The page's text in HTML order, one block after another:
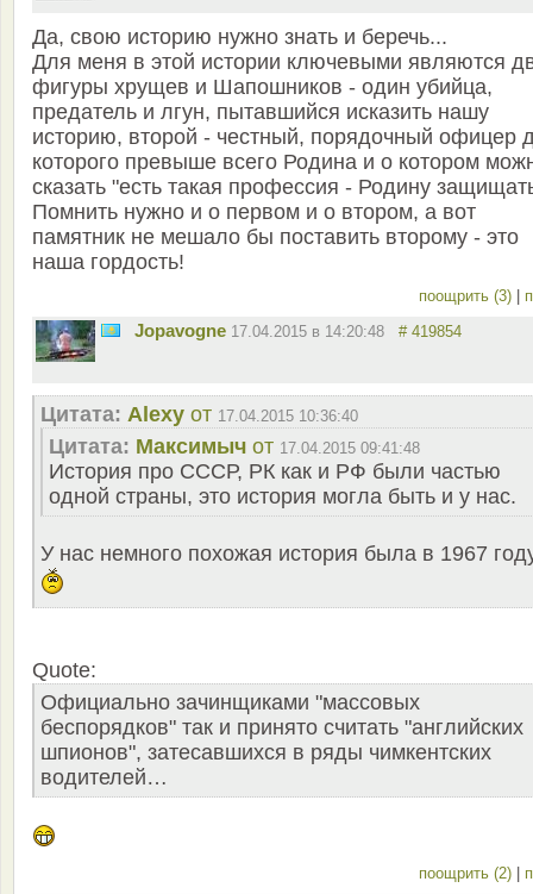
Да, свою историю нужно знать и беречь...
Для меня в этой истории ключевыми являются
фигуры хрущев и Шапошников - один убийца,
предатель и лгун, пытавшийся исказить нашу
историю, второй - честный, порядочный офицер
которого превыше всего Родина и о котором
сказать "есть такая профессия - Родину
Помнить нужно и о первом и о втором, а вот
памятник не мешало бы поставить второму - это
наша гордость!
поощрить (3)
Jopavogne 17.04.2015 в 14:20:48 # 419854
Цитата: Alexy от 17.04.2015 10:36:40
Цитата: Максимыч от 17.04.2015 09:41:48
История про СССР, РК как и РФ были частью
одной страны, это история могла быть и у нас.
У нас немного похожая история была в 1967
Quote:
Официально зачинщиками "массовых
беспорядков" так и принято считать "английских
шпионов", затесавшихся в ряды чимкентских
водителей…
поощрить (2)